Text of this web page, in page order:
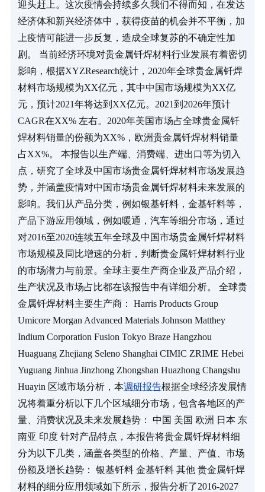
迎头赶上。这次疫情会持续多久我们不得而知，在发达
经济体和新兴经济体中，获得疫苗的机会并不平衡，加
上疫情可能进一步反复，造成全球复苏的不确定性加
剧。 当前经济环境对贵金属钎焊材料行业发展有着密切
影响，根据XYZResearch统计，2020年全球贵金属钎焊
材料市场规模为XX亿元，其中中国市场规模为XX亿
元，预计2021年将达到XX亿元。2021到2026年预计
CAGR在XX% 左右。2020年美国市场占全球贵金属钎
焊材料销量的份额为XX%，欧洲贵金属钎焊材料销量
占XX%。 本报告以生产端、消费端、进出口等为切入
点，研究了全球及中国市场贵金属钎焊材料市场发展趋
势，并涵盖疫情对中国市场贵金属钎焊材料未来发展的
影响。我们从产品分类，例如银基钎料，金基钎料等，
产品下游应用领域，例如暖通，汽车等细分市场，通过
对2016至2020连续五年全球及中国市场贵金属钎焊材料
市场规模及同比增速的分析，判断贵金属钎焊材料行业
的市场潜力与前景。全球主要生产商企业及产品介绍，
生产状况及市场占比都在该报告中有详细分析。 全球贵
金属钎焊材料主要生产商： Harris Products Group
Umicore Morgan Advanced Materials Johnson Matthey
Indium Corporation Fusion Tokyo Braze Hangzhou
Huaguang Zhejiang Seleno Shanghai CIMIC ZRIME Hebei
Yuguang Jinhua Jinzhong Zhongshan Huazhong Changshu
Huayin 区域市场分析，本调研报告根据全球经济发展情
况将着重分析以下几个区域细分市场，包含各地区的产
量、消费状况及未来发展趋势： 中国 美国 欧洲 日本 东
南亚 印度 针对产品特点，本报告将贵金属钎焊材料细
分为以下几类，涵盖各类型的价格、产量、产值、市场
份额及增长趋势： 银基钎料 金基钎料 其他 贵金属钎焊
材料的细分应用领域如下所示，报告分析了2016-2027